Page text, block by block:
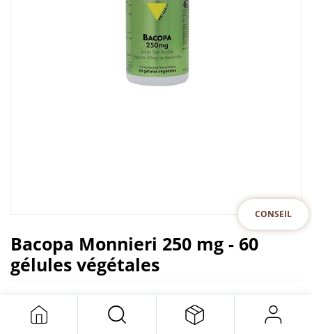
CONSEIL
Bacopa Monnieri 250 mg - 60
gélules végétales